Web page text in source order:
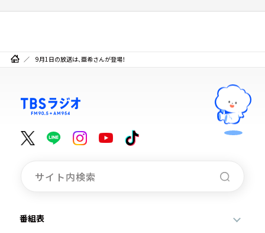
9月1日の放送は、亜希さんが登場！
番組表